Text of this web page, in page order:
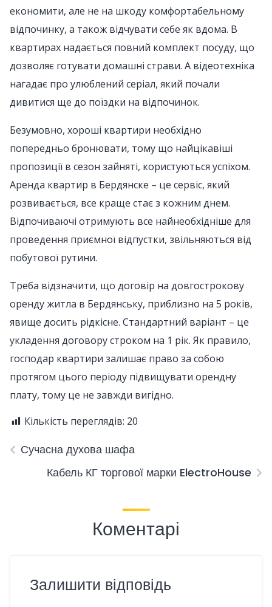
економити, але не на шкоду комфортабельному
відпочинку, а також відчувати себе як вдома. В
квартирах надається повний комплект посуду, що
дозволяє готувати домашні страви. А відеотехніка
нагадає про улюблений серіал, який почали
дивитися ще до поїздки на відпочинок.
Безумовно, хороші квартири необхідно
попередньо бронювати, тому що найцікавіші
пропозиції в сезон зайняті, користуються успіхом.
Аренда квартир в Бердянске – це сервіс, який
розвивається, все краще стає з кожним днем.
Відпочиваючі отримують все найнеобхідніше для
проведення приємної відпустки, звільняються від
побутової рутини.
Треба відзначити, що договір на довгострокову
оренду житла в Бердянську, приблизно на 5 років,
явище досить рідкісне. Стандартний варіант – це
укладення договору строком на 1 рік. Як правило,
господар квартири залишає право за собою
протягом цього періоду підвищувати орендну
плату, тому це не завжди вигідно.
Кількість переглядів: 20
Сучасна духова шафа
Кабель КГ торгової марки ElectroHouse
Коментарі
Залишити відповідь